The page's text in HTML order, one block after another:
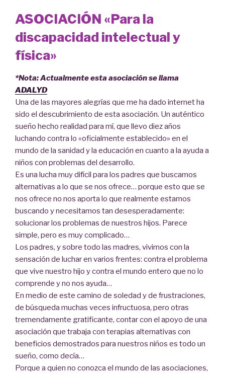
ASOCIACIÓN «Para la
discapacidad intelectual y
física»
*Nota: Actualmente esta asociación se llama
ADALYD
Una de las mayores alegrías que me ha dado internet ha
sido el descubrimiento de esta asociación. Un auténtico
sueño hecho realidad para mí, que llevo diez años
luchando contra lo «oficialmente establecido» en el
mundo de la sanidad y la educación en cuanto a la ayuda a
niños con problemas del desarrollo.
Es una lucha muy difícil para los padres que buscamos
alternativas a lo que se nos ofrece… porque esto que se
nos ofrece no nos aporta lo que realmente estamos
buscando y necesitamos tan desesperadamente:
solucionar los problemas de nuestros hijos. Parece
simple, pero es muy complicado…
Los padres, y sobre todo las madres, vivimos con la
sensación de luchar en varios frentes: contra el problema
que vive nuestro hijo y contra el mundo entero que no lo
comprende y no nos ayuda…
En medio de este camino de soledad y de frustraciones,
de búsqueda muchas veces infructuosa, pero otras
tremendamente gratificante, contar con el apoyo de una
asociación que trabaja con terapias alternativas con
beneficios demostrados para nuestros niños es todo un
sueño, como decía…
Porque a quien no conozca el mundo de las asociaciones,